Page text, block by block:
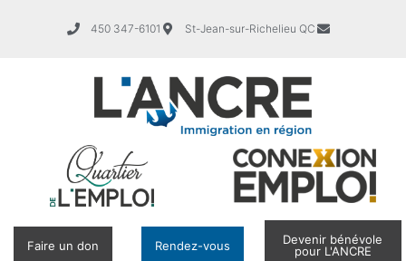
450 347-6101 St-Jean-sur-Richelieu QC
Faire un don Rendez-vous
Devenir bénévole
pour L'ANCRE